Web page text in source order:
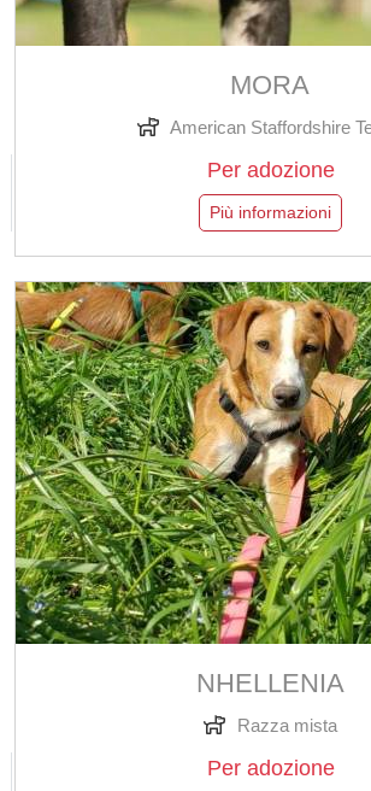
MORA
American Staffordshire
Per adozione
Più informazioni
NHELLENIA
Razza mista
Per adozione